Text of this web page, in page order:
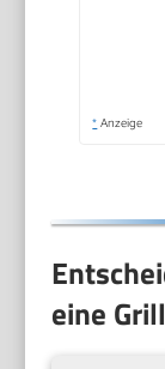
* Anzeige
eine